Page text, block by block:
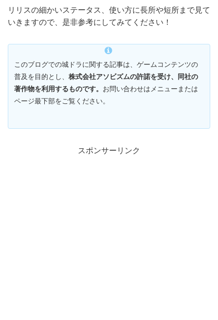
リリスの細かいステータス、使い方に長所や短所まで見て
いきますので、是非参考にしてみてください！
このブログでの城ドラに関する記事は、ゲームコンテンツの
普及を目的とし、 株式会社アソビズムの許諾を受け、同社の
著作物を利用するものです。 お問い合わせはメニューまたは
ページ最下部をご覧ください。
スポンサーリンク